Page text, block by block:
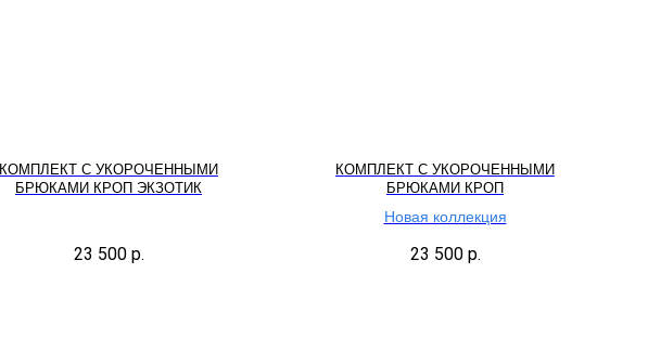
КОМПЛЕКТ С УКОРОЧЕННЫМИ
БРЮКАМИ КРОП ЭКЗОТИК
23 500 р.
КОМПЛЕКТ С УКОРОЧЕННЫМИ
БРЮКАМИ КРОП
Новая коллекция
23 500 р.